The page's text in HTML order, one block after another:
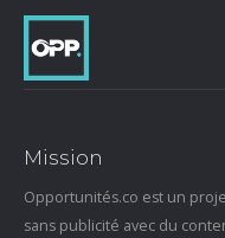
Mission
Opportunités.co est un
sans publicité avec du